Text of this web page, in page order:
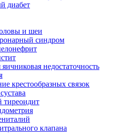
диабет
и шеи
синдром
недостаточность
крестообразных связок
тиреоидит
клапана